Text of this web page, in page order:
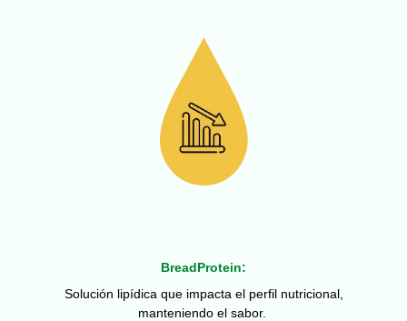
BreadProtein:
Solución lipídica que impacta el perfil nutricional,
manteniendo el sabor.